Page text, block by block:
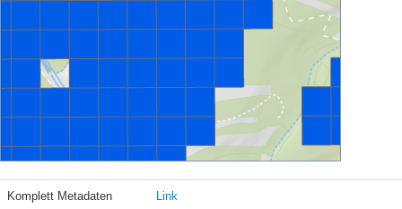
Komplett Metadaten Link